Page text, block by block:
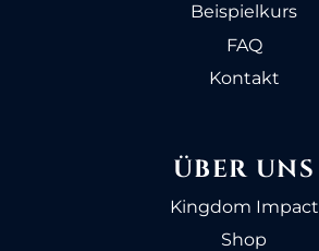
Beispielkurs
FAQ
Kontakt
ÜBER UNS
Kingdom Impact
Shop